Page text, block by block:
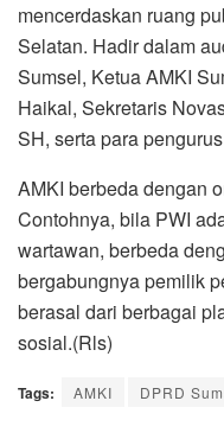
mencerdaskan ruang
Selatan. Hadir dalam
Sumsel, Ketua AMKI
Haikal, Sekretaris
SH, serta para
AMKI berbeda dengan
Contohnya, bila PWI
wartawan, berbeda
bergabungnya pemilik
berasal dari berbagai
sosial.(Rls)
Tags: AMKI DPRD